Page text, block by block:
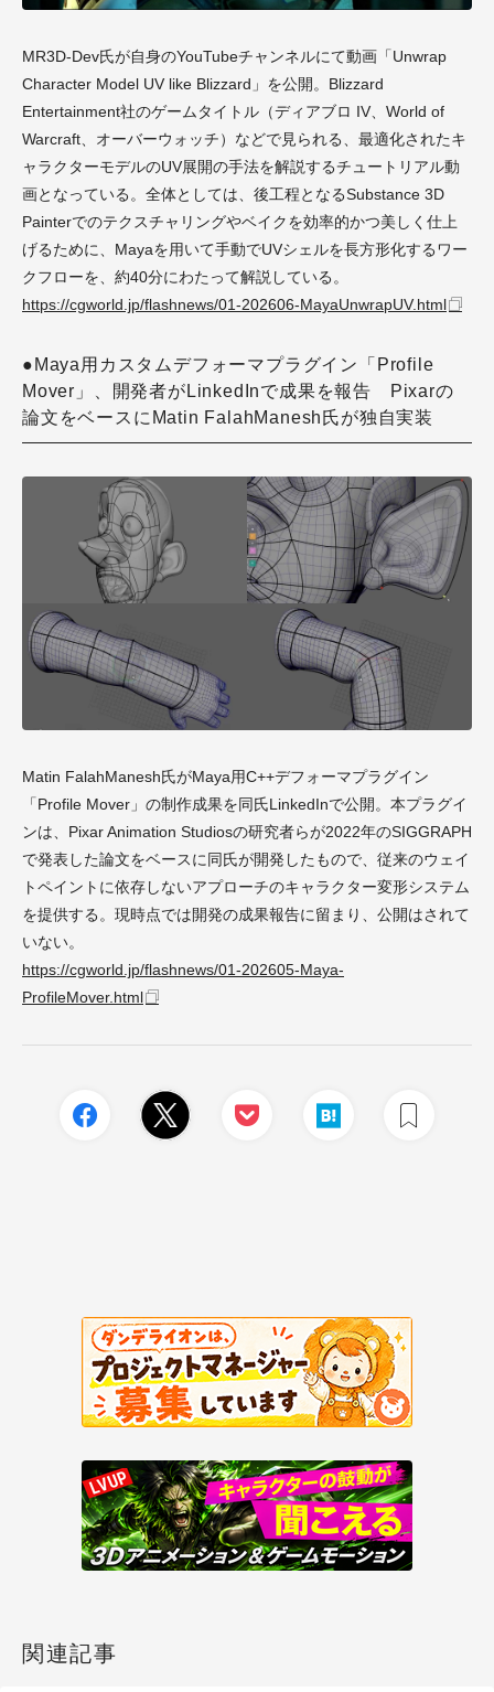
MR3D-Dev氏が自身のYouTubeチャンネルにて動画「Unwrap
Character Model UV like Blizzard」を公開。Blizzard
Entertainment社のゲームタイトル（ディアブロ IV、World of
Warcraft、オーバーウォッチ）などで見られる、最適化されたキ
ャラクターモデルのUV展開の手法を解説するチュートリアル動
画となっている。全体としては、後工程となるSubstance 3D
Painterでのテクスチャリングやベイクを効率的かつ美しく仕上
げるために、Mayaを用いて手動でUVシェルを長方形化するワー
クフローを、約40分にわたって解説している。
https://cgworld.jp/flashnews/01-202606-MayaUnwrapUV.html
●Maya用カスタムデフォーマプラグイン「Profile
Mover」、開発者がLinkedInで成果を報告 Pixarの
論文をベースにMatin FalahManesh氏が独自実装
Matin FalahManesh氏がMaya用C++デフォーマプラグイン
「Profile Mover」の制作成果を同氏LinkedInで公開。本プラグイ
ンは、Pixar Animation Studiosの研究者らが2022年のSIGGRAPH
で発表した論文をベースに同氏が開発したもので、従来のウェイ
トペイントに依存しないアプローチのキャラクター変形システム
を提供する。現時点では開発の成果報告に留まり、公開はされて
いない。
https://cgworld.jp/flashnews/01-202605-Maya-
ProfileMover.html
関連記事